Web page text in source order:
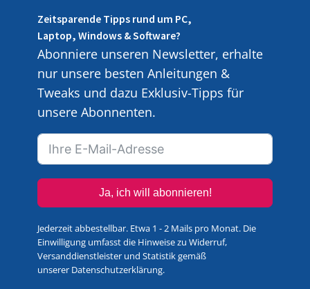
Zeitsparende Tipps rund um PC,
Laptop, Windows & Software?
Abonniere unseren Newsletter, erhalte
nur unsere besten Anleitungen &
Tweaks und dazu Exklusiv-Tipps für
unsere Abonnenten.
Ja, ich will abonnieren!
Jederzeit abbestellbar. Etwa 1 - 2 Mails pro Monat. Die
Einwilligung umfasst die Hinweise zu Widerruf,
Versanddienstleister und Statistik gemäß
unserer Datenschutzerklärung.